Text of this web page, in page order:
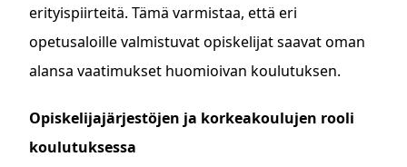
erityispiirteitä. Tämä varmistaa, että eri
opetusaloille valmistuvat opiskelijat saavat oman
alansa vaatimukset huomioivan koulutuksen.
Opiskelijajärjestöjen ja korkeakoulujen rooli
koulutuksessa